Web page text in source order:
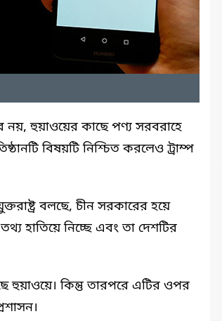
নয়, হুয়াওয়ের কাছে পণ্য সরবরাহে
বিষয়টি নিশ্চিত করলেও ট্রাম্প
বলছে, চীন সরকারের হয়ে
হাতিয়ে নিচ্ছে এবং তা দেশটির
কিন্তু তারপরে এটির ওপর